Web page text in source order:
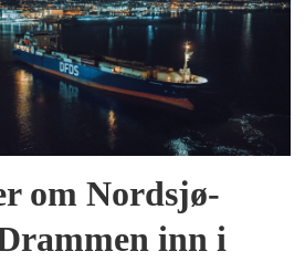
om Nordsjø-
inn i